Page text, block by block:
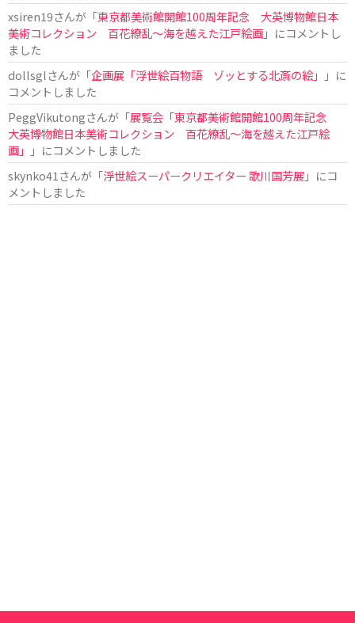
xsiren19さんが「東京都美術館開館100周年記念 大英博物館日本
美術コレクション 百花繚乱～海を越えた江戸絵画」にコメントし
ました
dollsglさんが「企画展「浮世絵百物語 ゾッとする北斎の絵」
」に
コメントしました
PeggVikutongさんが「展覧会「東京都美術館開館100周年記念
大英博物館日本美術コレクション 百花繚乱〜海を越えた江戸絵
画」
」にコメントしました
skynko41 さんが「浮世絵スーパークリエイター 歌川国芳展 」にコ
メントしました